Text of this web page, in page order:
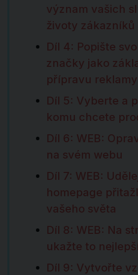
význam vašich
životy zákazníků
Díl 4: Popište
značky jako
přípravu reklamy
Díl 5: Vyberte a
komu chcete
Díl 6: WEB:
na svém webu
Díl 7: WEB:
homepage
vašeho světa
Díl 8: WEB: Na
ukažte to
Díl 9: Vytvořte